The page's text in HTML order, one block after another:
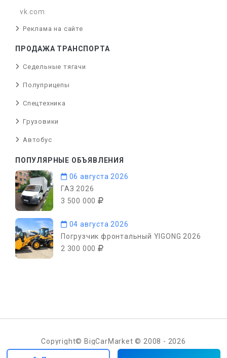
vk.com
Реклама на сайте
ПРОДАЖА ТРАНСПОРТА
Седельные тягачи
Полуприцепы
Спецтехника
Грузовики
Автобус
ПОПУЛЯРНЫЕ ОБЪЯВЛЕНИЯ
06 августа 2026
ГАЗ 2026
3 500 000
04 августа 2026
Погрузчик фронтальный YIGONG 2026
2 300 000
Copyright© BigCarMarket © 2008 - 2026